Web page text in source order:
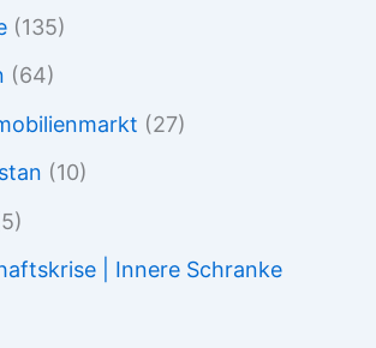
(135)
(64)
(27)
(10)
| Innere Schranke